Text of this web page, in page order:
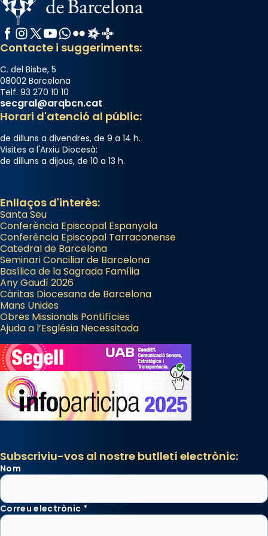
Photo
View on Facebook Share
Facebook
Instagram
X / Twitter
YouTube
WhatsApp
FlickrRadio Estel
Catalunya Cristiana
Contacte i suggeriments:
C. del Bisbe, 5
08002 Barcelona
Telf. 93 270 10 10
secgral@arqbcn.cat
Horari d'atenció al públic:
de dilluns a divendres, de 9 a 14 h.
Visites a l'Arxiu Diocesà:
de dilluns a dijous, de 10 a 13 h.
Enllaços d'interès:
Santa Seu
Conferència Episcopal Espanyola
Conferència Episcopal Tarraconense
Catedral de Barcelona
Seminari Conciliar de Barcelona
Basílica de la Sagrada Família
Any Gaudí 2026
Càritas Diocesana de Barcelona
Mans Unides
Obres Missionals Pontifícies
Ajuda a l’Església Necessitada
Subscriviu-vos al nostre butlletí electrònic:
Nom
Correu electrònic *